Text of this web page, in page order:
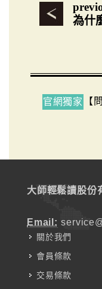
為什
官網獨家 【
大師輕鬆讀股份
Email:
關於我們
會員條款
交易條款